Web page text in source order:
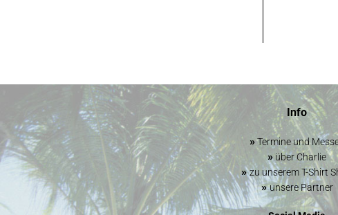
Info
»Termine und
» über Charlie
»zu unserem T-Shirt
»unsere Partner